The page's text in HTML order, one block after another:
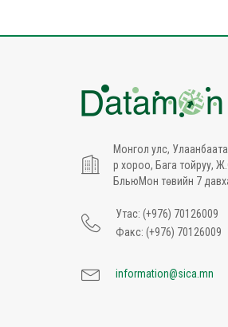
Монгол улс,
р хороо, Бага тойруу,
БльюМон төвийн 7
Утас: (+976) 70126009
Факс: (+976) 70126009
information@sica.mn